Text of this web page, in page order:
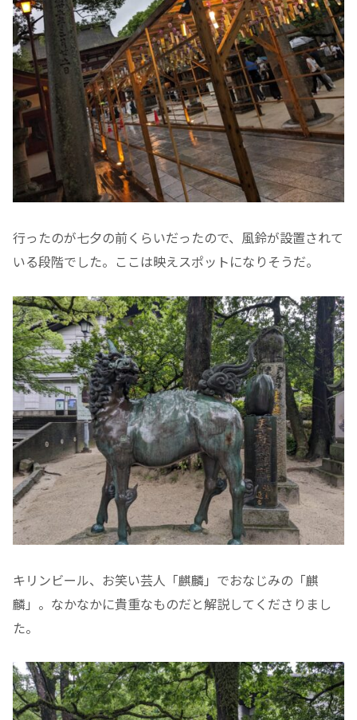
行ったのが七夕の前くらいだったので、風鈴が設置されて
いる段階でした。ここは映えスポットになりそうだ。
キリンビール、お笑い芸人「麒麟」でおなじみの「麒
麟」。なかなかに貴重なものだと解説してくださりまし
た。